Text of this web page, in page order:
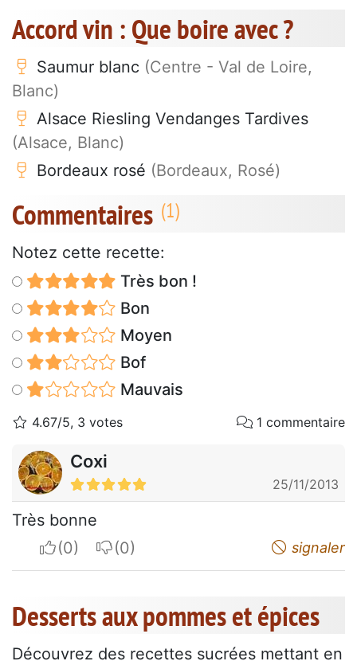
Accord vin : Que boire avec ?
Saumur blanc (Centre - Val de Loire,
Blanc)
Alsace Riesling Vendanges Tardives
(Alsace, Blanc)
Bordeaux rosé (Bordeaux, Rosé)
Commentaires
Notez cette recette:
Très bon !
Bon
Moyen
Bof
Mauvais
4.67/5, 3 votes 1 commentaire
Coxi
25/11/2013
Très bonne
I apreciateI do not appreciate signaler
Desserts aux pommes et épices
Découvrez des recettes sucrées mettant en